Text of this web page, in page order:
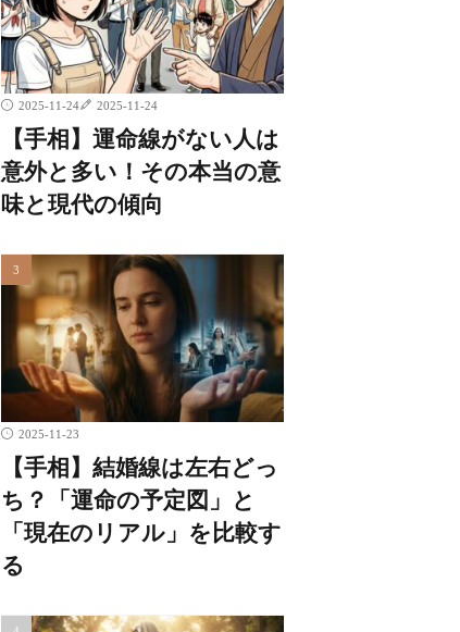
2025-11-24 2025-11-24
【手相】運命線がない人は
意外と多い！その本当の意
味と現代の傾向
2025-11-23
【手相】結婚線は左右どっ
ち？「運命の予定図」と
「現在のリアル」を比較す
る